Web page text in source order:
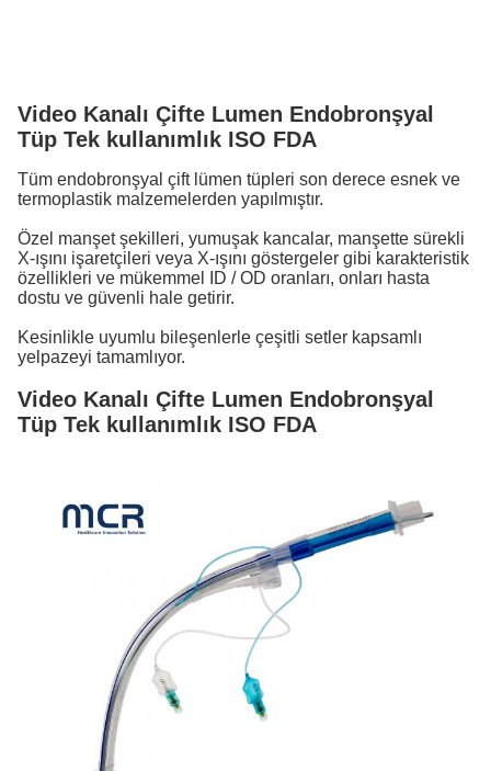
Video Kanalı Çifte Lumen Endobronşyal
Tüp Tek kullanımlık ISO FDA
Tüm endobronşyal çift lümen tüpleri son derece esnek ve
termoplastik malzemelerden yapılmıştır.
Özel manşet şekilleri, yumuşak kancalar, manşette sürekli
X-ışını işaretçileri veya X-ışını göstergeler gibi karakteristik
özellikleri ve mükemmel ID / OD oranları, onları hasta
dostu ve güvenli hale getirir.
Kesinlikle uyumlu bileşenlerle çeşitli setler kapsamlı
yelpazeyi tamamlıyor.
Video Kanalı Çifte Lumen Endobronşyal
Tüp Tek kullanımlık ISO FDA